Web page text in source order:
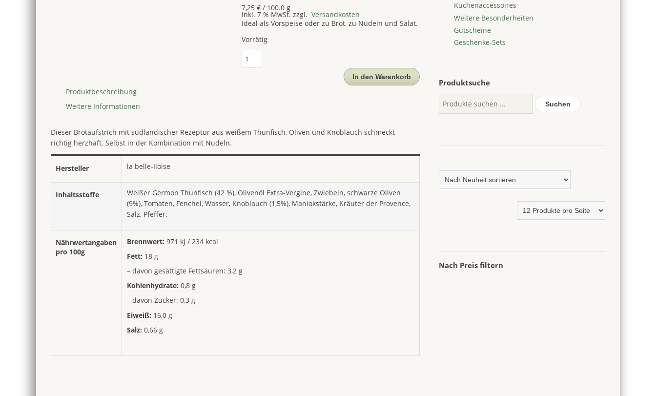
7,25€ / 100.0 g
inkl. 7 % MwSt. zzgl. Versandkosten
Ideal als Vorspeise oder zu Brot, zu Nudeln und Salat.
Vorrätig
Thunfisch
Saveurs
80g
In den Warenkorb
Produktbeschreibung
Weitere Informationen
Dieser Brotaufstrich mit südländischer Rezeptur aus weißem Thunfisch, Oliven und Knoblauch schmeckt
richtig herzhaft. Selbst in der Kombination mit Nudeln.
Hersteller la belle-Iloise
Inhaltsstoffe
Weißer Germon Thunfisch (42 %), Olivenöl Extra-Vergine, Zwiebeln, schwarze Oliven
(9%), Tomaten, Fenchel, Wasser, Knoblauch (1,5%), Maniokstärke, Kräuter der Provence,
Salz, Pfeffer.
Nährwertangaben
pro 100g
Brennwert: 971 kJ / 234 kcal
Fett: 18 g
– davon gesättigte Fettsäuren: 3,2 g
Kohlenhydrate: 0,8 g
– davon Zucker: 0,3 g
Eiweiß: 16,0 g
Salz: 0,66 g
Küchenaccessoires
Weitere Besonderheiten
Gutscheine
Geschenke-Sets
Produktsuche
Suchen
Nach Preis filtern